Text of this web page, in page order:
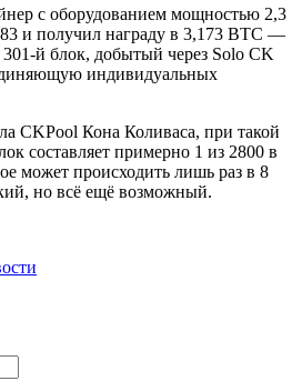
с оборудованием мощностью 2,3
и получил награду в 3,173 BTC —
й блок, добытый через Solo CK
индивидуальных
CKPool Кона Коливаса, при такой
составляет примерно 1 из 2800 в
может происходить лишь раз в 8
но всё ещё возможный.